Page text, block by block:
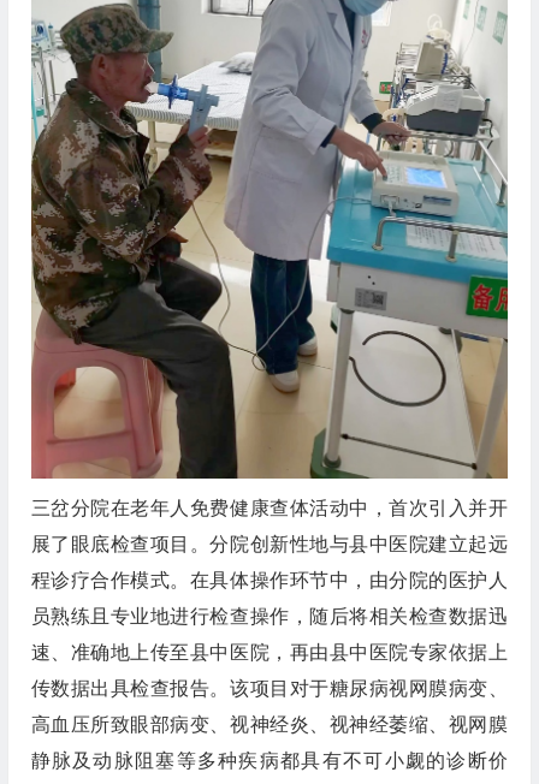
三岔分院在老年人免费健康查体活动中，首次引入并开
展了眼底检查项目。分院创新性地与县中医院建立起远
程诊疗合作模式。在具体操作环节中，由分院的医护人
员熟练且专业地进行检查操作，随后将相关检查数据迅
速、准确地上传至县中医院，再由县中医院专家依据上
传数据出具检查报告。该项目对于糖尿病视网膜病变、
高血压所致眼部病变、视神经炎、视神经萎缩、视网膜
静脉及动脉阻塞等多种疾病都具有不可小觑的诊断价